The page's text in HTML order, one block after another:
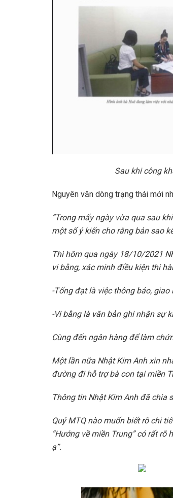
Sau khi công
Nguyên văn dòng trạng thái mới
“Trong mấy ngày vừa qua sau
một số ý kiến cho rằng bản sao
Thì hôm qua ngày 18/10/2021
vi bằng, xác minh điều kiện thi
-Tống đạt là việc thông báo,
-Vi bằng là văn bản ghi nhận sự
Cùng đến ngân hàng để làm
Một lần nữa Nhật Kim Anh xin
đường đi hỗ trợ bà con tại miền
Thông tin Nhật Kim Anh đã chia
Quý MTQ nào muốn biết rõ chi
“Hướng về miền Trung” có rất
ạ”.